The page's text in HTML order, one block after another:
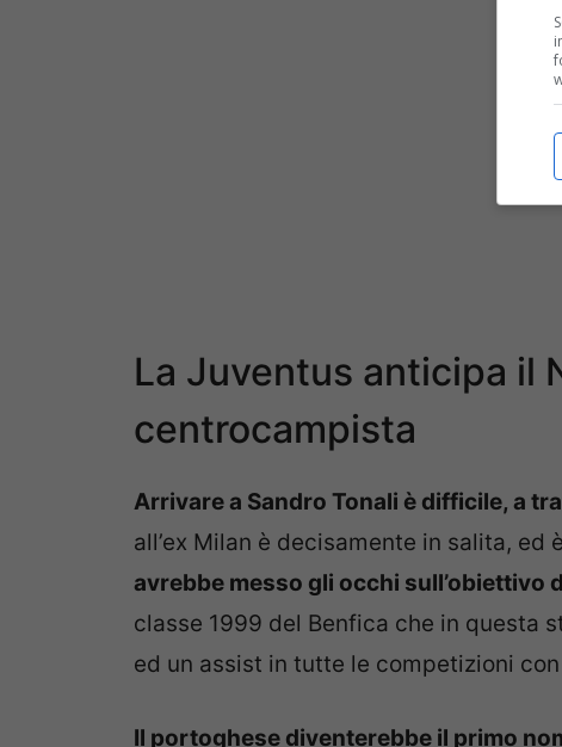
La Juventus anticipa il
centrocampista
Arrivare a Sandro Tonali è difficile, a
all’ex Milan è decisamente in salita, ed
avrebbe messo gli occhi sull’obiettivo
classe 1999 del Benfica che in questa
ed un assist in tutte le competizioni
Il portoghese diventerebbe il primo